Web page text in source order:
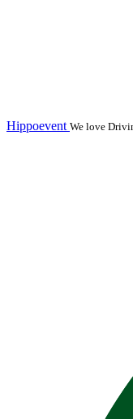
Hippoevent We love